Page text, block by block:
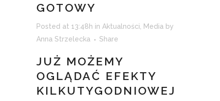
GOTOWY
Posted at 13:48h in Aktualności Media by
Anna Strzelecka
Share
JUŻ MOŻEMY
OGLĄDAĆ EFEKTY
KILKUTYGODNIOWEJ